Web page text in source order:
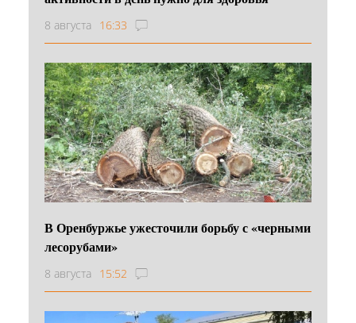
8 августа 16:33
В Оренбуржье ужесточили борьбу с «черными
лесорубами»
8 августа 15:52